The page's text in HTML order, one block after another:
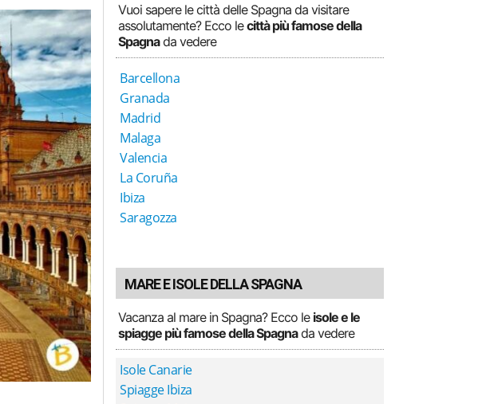
Vuoi sapere le città delle Spagna da visitare
assolutamente? Ecco lecittà più famose della
Spagnada vedere
Barcellona
Granada
Madrid
Malaga
Valencia
La Coruña
Ibiza
Saragozza
MARE E ISOLE DELLA SPAGNA
Vacanza al mare in Spagna? Ecco le isole e le
spiagge più famose della Spagnada vedere
Isole Canarie
Spiagge Ibiza